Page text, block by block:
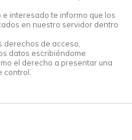
e interesado te informo que los
en nuestro servidor dentro
derechos de acceso,
datos escribiéndome
el derecho a presentar una
control.